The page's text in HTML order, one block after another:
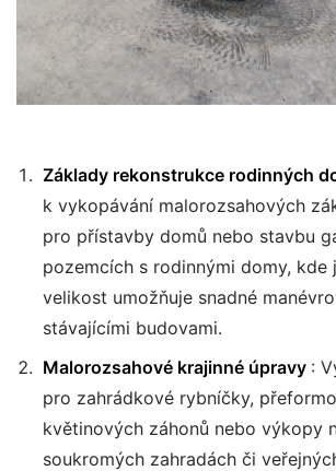
Základy rekonstrukce rodinných
k vykopávání malorozsahových
pro přístavby domů nebo stavbu
pozemcích s rodinnými domy, kde
velikost umožňuje snadné
stávajícími budovami.
Malorozsahové krajinné úpravy :
pro zahrádkové rybníčky,
květinových záhonů nebo výkopy
soukromých zahradách či